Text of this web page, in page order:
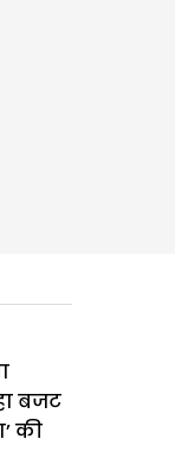
बजट
की